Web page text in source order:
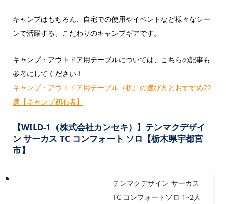
キャンプはもちろん、自宅での使用やイベントなど様々なシー
ンで活躍する、こだわりのキャンプギアです。
キャンプ・アウトドア用テーブルについては、こちらの記事も
参考にしてください！
キャンプ・アウトドア用テーブル（机）の選び方とおすすめ22
選【キャンプ初心者】
【WILD-1（株式会社カンセキ）】テンマクデザイ
ン サーカス TC コンフォート ソロ【栃木県宇都宮
市】
テンマクデザイン サーカス
TC コンフォートソロ 1~2人